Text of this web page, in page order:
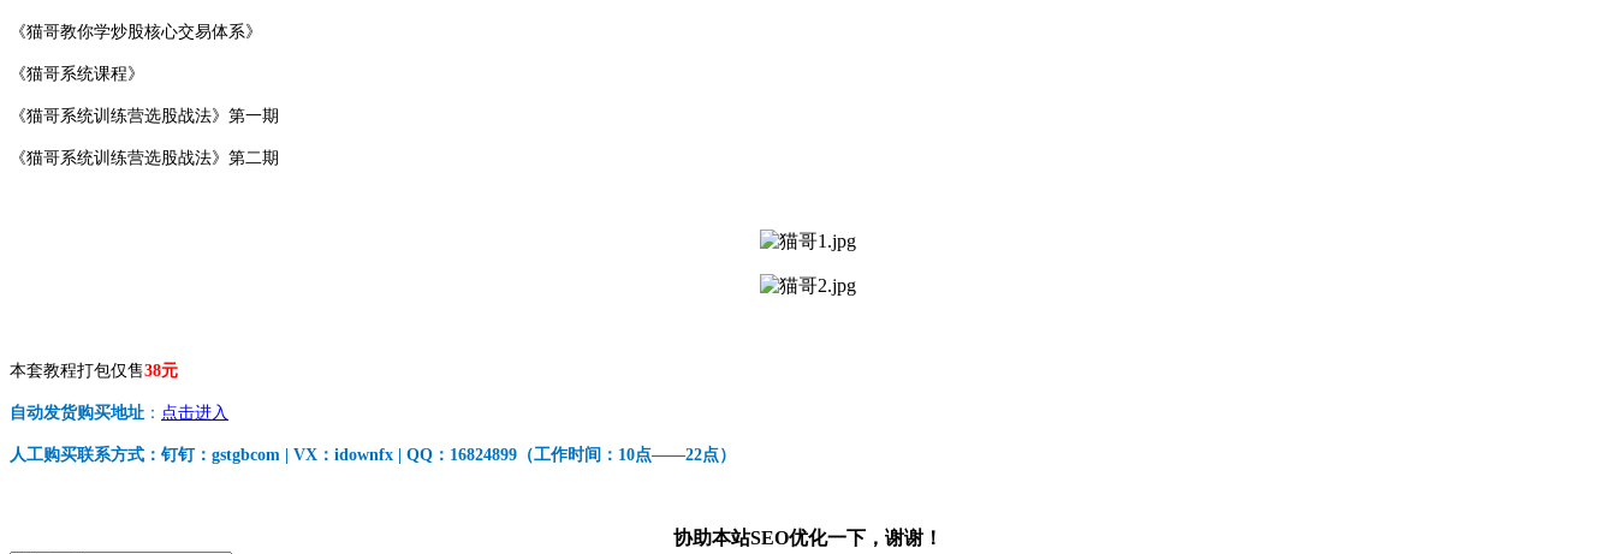
《猫哥教你学炒股核心交易体系》
《猫哥系统课程》
《猫哥系统训练营选股战法》第一期
《猫哥系统训练营选股战法》第二期
本套教程打包仅售38元
自动发货购买地址 ： 点击进入
人工购买联系方式：钉钉：gstgbcom | VX：idownfx | QQ：16824899（工作时间：10点——22点）
协助本站SEO优化一下，谢谢！